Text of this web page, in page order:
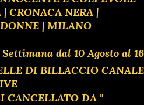
CRONACA NERA |
| MILANO
dal 10 Agosto al 16
DI BILLACCIO CANALE
CANCELLATO DA "